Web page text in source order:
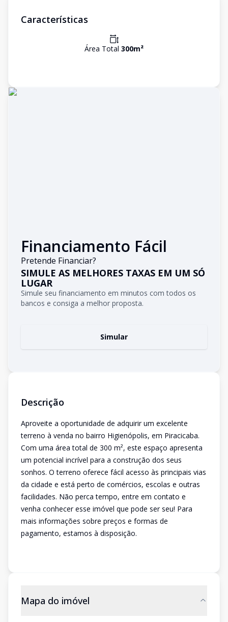
Características
Área Total 300m²
Financiamento Fácil
Pretende Financiar?
SIMULE AS MELHORES TAXAS EM UM SÓ
LUGAR
Simule seu financiamento em minutos com todos os
bancos e consiga a melhor proposta.
Simular
Descrição
Aproveite a oportunidade de adquirir um excelente
terreno à venda no bairro Higienópolis, em Piracicaba.
Com uma área total de 300 m², este espaço apresenta
um potencial incrível para a construção dos seus
sonhos. O terreno oferece fácil acesso às principais vias
da cidade e está perto de comércios, escolas e outras
facilidades. Não perca tempo, entre em contato e
venha conhecer esse imóvel que pode ser seu! Para
mais informações sobre preços e formas de
pagamento, estamos à disposição.
Mapa do imóvel